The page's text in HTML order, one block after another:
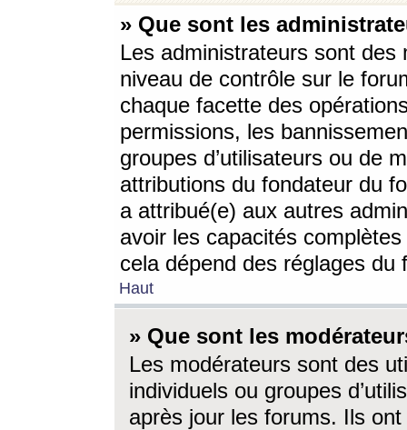
» Que sont les
Les administrateurs sont
niveau de contrôle sur le
chaque facette des
permissions, les
groupes d’utilisateurs ou de
attributions du fondateur du
a attribué(e) aux autres
avoir les capacités
cela dépend des réglages du
Haut
» Que sont les
Les modérateurs sont des
individuels ou groupes
après jour les forums. Ils ont